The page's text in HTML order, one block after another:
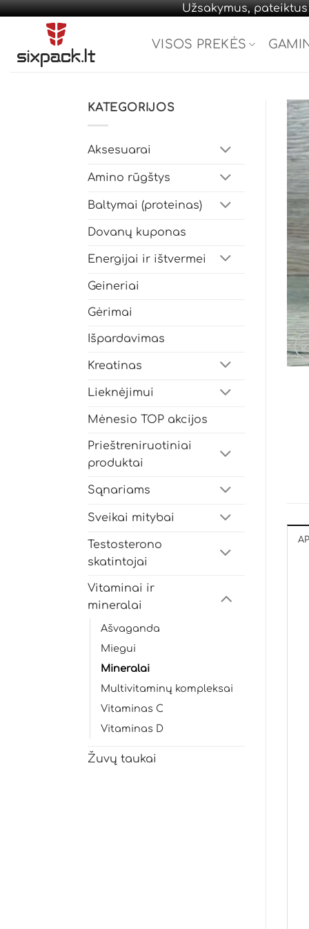
Užsakymus,
content
VISOS PREKĖS
KATEGORIJOS
Aksesuarai
Amino rūgštys
Baltymai (proteinas)
Dovanų kuponas
Energijai ir ištvermei
Geineriai
Gėrimai
Išpardavimas
Kreatinas
Lieknėjimui
Mėnesio TOP akcijos
Prieštreniruotiniai
produktai
Sąnariams
Sveikai mitybai
Testosterono
skatintojai
Vitaminai ir
mineralai
Ašvaganda
Miegui
Mineralai
Multivitaminų kompleksai
Vitaminas C
Vitaminas D
Žuvų taukai